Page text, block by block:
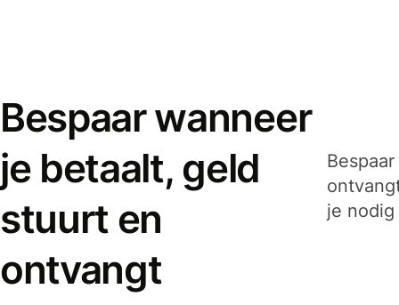
Bespaar wanneer
je betaalt, geld
stuurt en
ontvangt
je